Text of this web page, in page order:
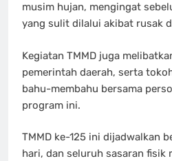
musim hujan, mengingat
yang sulit dilalui akibat rusak
Kegiatan TMMD juga
pemerintah daerah, serta
bahu-membahu bersama
program ini.
TMMD ke-125 ini dijadwalkan
hari, dan seluruh sasaran fisik